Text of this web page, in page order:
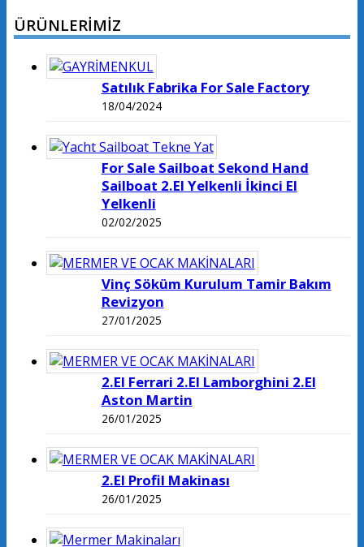
ÜRÜNLERİMİZ
Satılık Fabrika For Sale Factory
18/04/2024
For Sale Sailboat Sekond Hand
Sailboat 2.El Yelkenli İkinci El
Yelkenli
02/02/2025
Vinç Söküm Kurulum Tamir Bakım
Revizyon
27/01/2025
2.El Ferrari 2.El Lamborghini 2.El
Aston Martin
26/01/2025
2.El Profil Makinası
26/01/2025